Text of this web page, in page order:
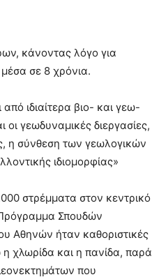
κάνοντας λόγο για
σε 8 χρόνια.
ιδιαίτερα βιο- και γεω-
γεωδυναμικές διεργασίες,
η σύνθεση των γεωλογικών
ιδιομορφίας»
στρέμματα στον κεντρικό
Σπουδών
Αθηνών ήταν καθοριστικές
χλωρίδα και η πανίδα, παρά
που